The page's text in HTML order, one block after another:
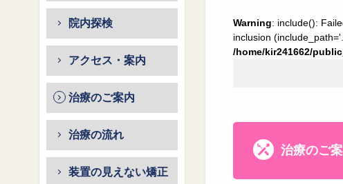
院内探検
アクセス・案内
治療のご案内
治療の流れ
装置の見えない矯正
Warning: include():
inclusion
/home/kir241662/
治療のご